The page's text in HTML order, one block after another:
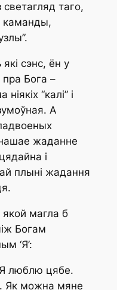
светагляд таго,
каманды,
сэнс, ён у
Бога –
“калі” і
А
жаданне
і
плыні жадання
якой магла б
Богам
‘Я’:
люблю цябе.
Як можна мяне